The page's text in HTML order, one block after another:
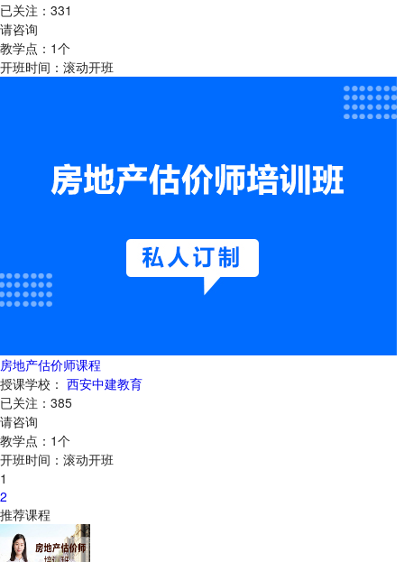
已关注： 331
请咨询
教学点： 1个
开班时间： 滚动开班
房地产估价师课程
授课学校： 西安中建教育
已关注： 385
请咨询
教学点： 1个
开班时间： 滚动开班
1
2
推荐课程